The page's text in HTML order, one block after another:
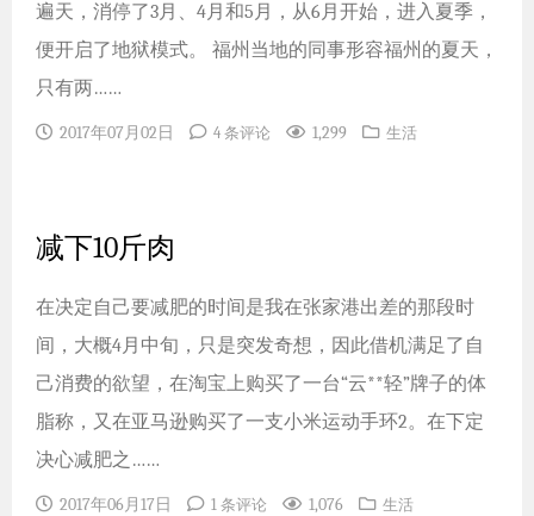
遍天，消停了3月、4月和5月，从6月开始，进入夏季，
便开启了地狱模式。 福州当地的同事形容福州的夏天，
只有两……
2017年07月02日 4 条评论 1,299 生活
减下10斤肉
在决定自己要减肥的时间是我在张家港出差的那段时
间，大概4月中旬，只是突发奇想，因此借机满足了自
己消费的欲望，在淘宝上购买了一台“云**轻”牌子的体
脂称，又在亚马逊购买了一支小米运动手环2。在下定
决心减肥之……
2017年06月17日 1 条评论 1,076 生活